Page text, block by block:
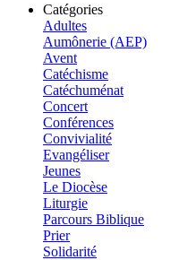
Catégories
Adultes
Aumônerie (AEP)
Avent
Catéchisme
Catéchuménat
Concert
Conférences
Convivialité
Evangéliser
Jeunes
Le Diocèse
Liturgie
Parcours Biblique
Prier
Solidarité